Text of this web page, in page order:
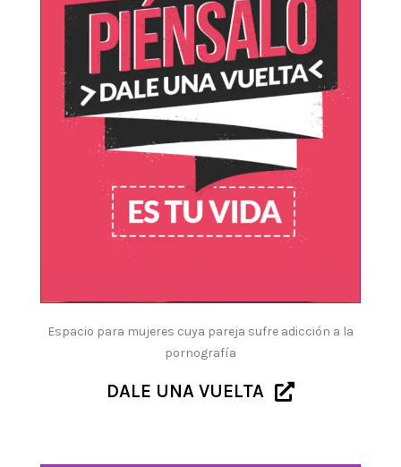
Espacio para mujeres cuya pareja sufre adicción a la
pornografía
DALE UNA VUELTA